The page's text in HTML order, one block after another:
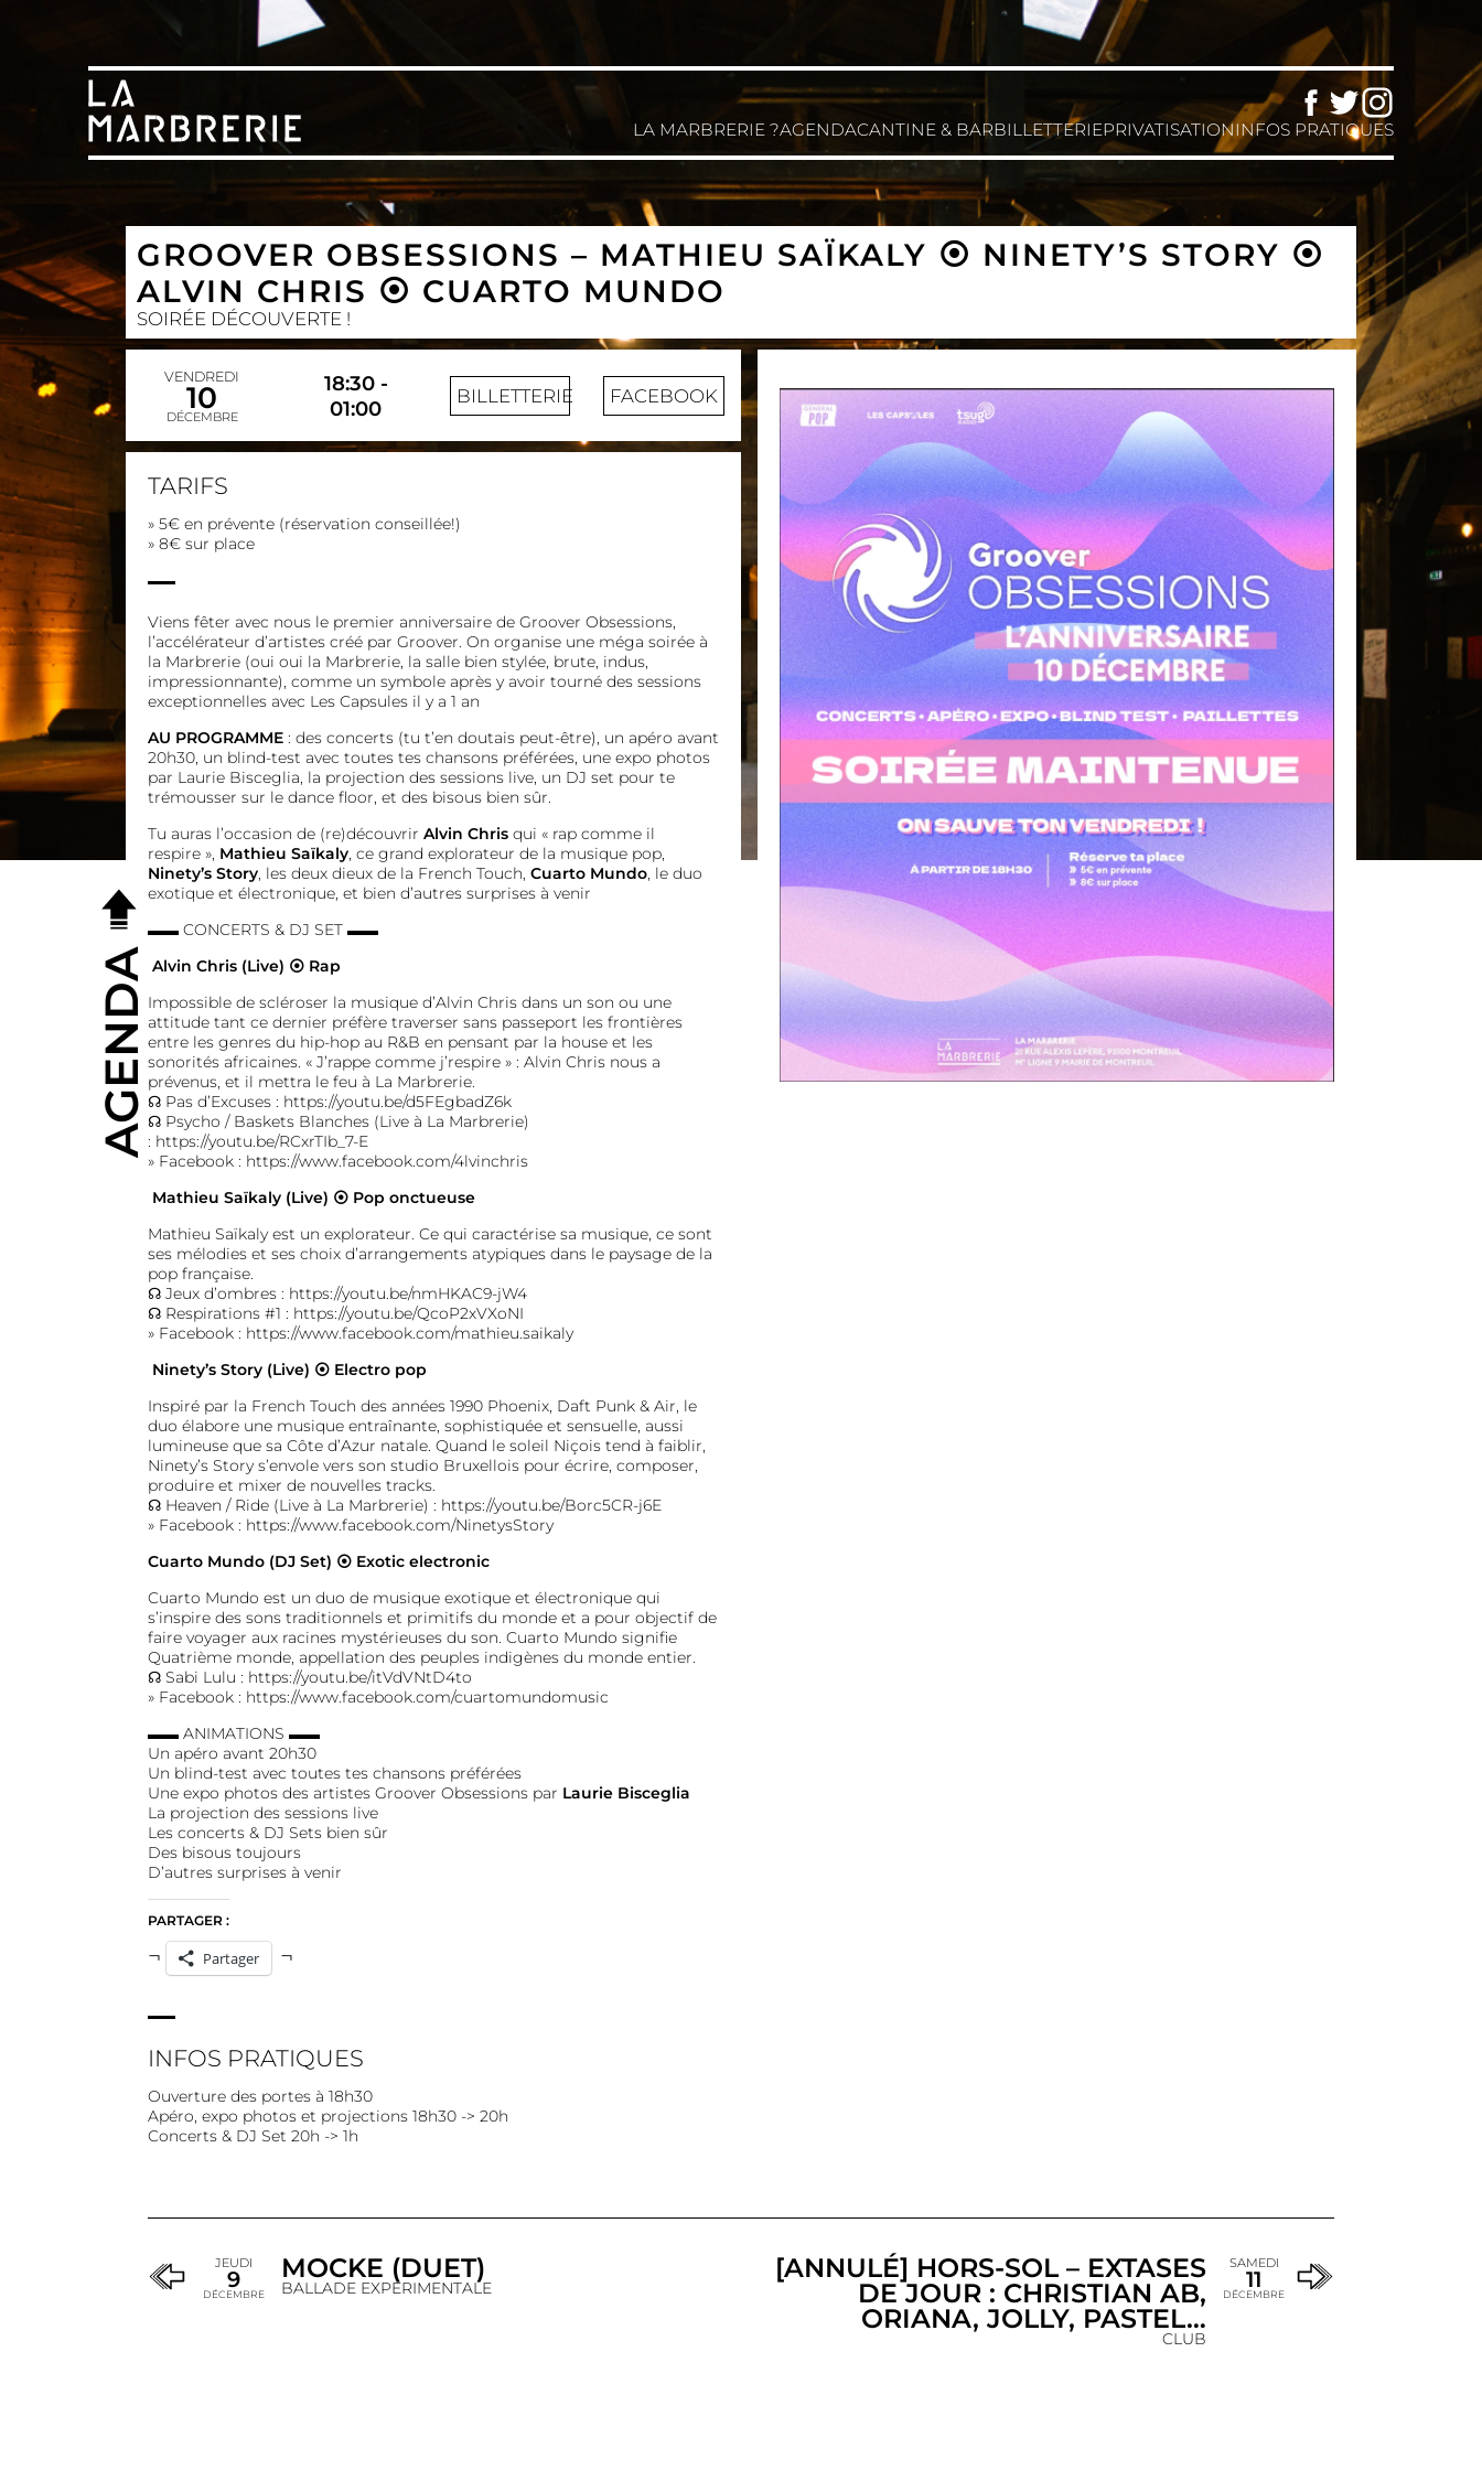
Facebook
TwitterInstagram
LA MARBRERIE ?AGENDACANTINE & BARBILLETTERIEPRIVATISATIONINFOS PRATIQUES
GROOVER OBSESSIONS – MATHIEU SAÏKALY ⦿ NINETY’S STORY ⦿
ALVIN CHRIS ⦿ CUARTO MUNDO
SOIRÉE DÉCOUVERTE !
VENDREDI
10
DÉCEMBRE
18:30 -
01:00
BILLETTERIE FACEBOOK
TARIFS
» 5€ en prévente (réservation conseillée!)
» 8€ sur place
Viens fêter avec nous le premier anniversaire de Groover Obsessions,
l’accélérateur d’artistes créé par Groover. On organise une méga soirée à
la Marbrerie (oui oui la Marbrerie, la salle bien stylée, brute, indus,
impressionnante), comme un symbole après y avoir tourné des sessions
exceptionnelles avec Les Capsules il y a 1 an
AU PROGRAMME: des concerts (tu t’en doutais peut-être), un apéro avant
20h30, un blind-test avec toutes tes chansons préférées, une expo photos
par Laurie Bisceglia, la projection des sessions live, un DJ set pour te
trémousser sur le dance floor, et des bisous bien sûr.
Tu auras l’occasion de (re)découvrir Alvin Chrisqui « rap comme il
respire », Mathieu Saïkaly, ce grand explorateur de la musique pop,
Ninety’s Story, les deux dieux de la French Touch, Cuarto Mundo, le duo
exotique et électronique, et bien d’autres surprises à venir
▬▬ CONCERTS & DJ SET ▬▬
Alvin Chris (Live) ⦿ Rap
Impossible de scléroser la musique d’Alvin Chris dans un son ou une
attitude tant ce dernier préfère traverser sans passeport les frontières
entre les genres du hip-hop au R&B en pensant par la house et les
sonorités africaines. « J’rappe comme j’respire » : Alvin Chris nous a
prévenus, et il mettra le feu à La Marbrerie.
☊ Pas d’Excuses : https://youtu.be/d5FEgbadZ6k
☊ Psycho / Baskets Blanches (Live à La Marbrerie)
: https://youtu.be/RCxrTIb_7-E
» Facebook : https://www.facebook.com/4lvinchris
Mathieu Saïkaly (Live) ⦿ Pop onctueuse
Mathieu Saïkaly est un explorateur. Ce qui caractérise sa musique, ce sont
ses mélodies et ses choix d’arrangements atypiques dans le paysage de la
pop française.
☊ Jeux d’ombres : https://youtu.be/nmHKAC9-jW4
☊ Respirations #1 : https://youtu.be/QcoP2xVXoNI
» Facebook : https://www.facebook.com/mathieu.saikaly
Ninety’s Story (Live) ⦿ Electro pop
Inspiré par la French Touch des années 1990 Phoenix, Daft Punk & Air, le
duo élabore une musique entraînante, sophistiquée et sensuelle, aussi
lumineuse que sa Côte d’Azur natale. Quand le soleil Niçois tend à faiblir,
Ninety’s Story s’envole vers son studio Bruxellois pour écrire, composer,
produire et mixer de nouvelles tracks.
☊ Heaven / Ride (Live à La Marbrerie) : https://youtu.be/Borc5CR-j6E
» Facebook : https://www.facebook.com/NinetysStory
Cuarto Mundo (DJ Set) ⦿ Exotic electronic
Cuarto Mundo est un duo de musique exotique et électronique qui
s’inspire des sons traditionnels et primitifs du monde et a pour objectif de
faire voyager aux racines mystérieuses du son. Cuarto Mundo signifie
Quatrième monde, appellation des peuples indigènes du monde entier.
☊ Sabi Lulu : https://youtu.be/itVdVNtD4to
» Facebook : https://www.facebook.com/cuartomundomusic
▬▬ ANIMATIONS ▬▬
Un apéro avant 20h30
Un blind-test avec toutes tes chansons préférées
Une expo photos des artistes Groover Obsessions par Laurie Bisceglia
La projection des sessions live
Les concerts & DJ Sets bien sûr
Des bisous toujours
D’autres surprises à venir
PARTAGER :
Partager
INFOS PRATIQUES
Ouverture des portes à 18h30
Apéro, expo photos et projections 18h30 -> 20h
Concerts & DJ Set 20h -> 1h
JEUDI
9
DÉCEMBRE
MOCKE (DUET)
BALLADE EXPÉRIMENTALE
[ANNULÉ] HORS-SOL – EXTASES
DE JOUR : CHRISTIAN AB,
ORIANA, JOLLY, PASTEL…
CLUB
SAMEDI
11
DÉCEMBRE
AGENDA